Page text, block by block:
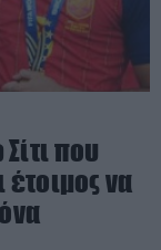
που
έτοιμος να